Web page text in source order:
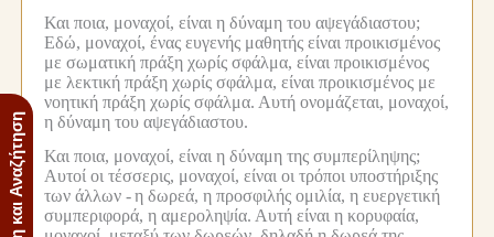
Και ποια, μοναχοί, είναι η δύναμη του αψεγάδιαστου;
Εδώ, μοναχοί, ένας ευγενής μαθητής είναι προικισμένος
με σωματική πράξη χωρίς σφάλμα, είναι προικισμένος
με λεκτική πράξη χωρίς σφάλμα, είναι προικισμένος με
νοητική πράξη χωρίς σφάλμα. Αυτή ονομάζεται, μοναχοί,
η δύναμη του αψεγάδιαστου.
Και ποια, μοναχοί, είναι η δύναμη της συμπερίληψης;
Αυτοί οι τέσσερις, μοναχοί, είναι οι τρόποι υποστήριξης
των άλλων -η δωρεά, η προσφιλής ομιλία, η ευεργετική
συμπεριφορά, η αμεροληψία. Αυτή είναι η κορυφαία,